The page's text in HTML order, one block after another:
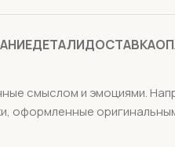
ДЕТАЛИДОСТАВКА
смыслом и эмоциями.
оформленные